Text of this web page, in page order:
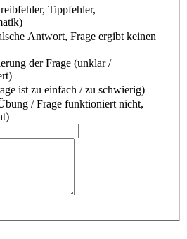
Tippfehler,
Antwort, Frage ergibt keinen
der Frage (unklar /
ist zu einfach / zu schwierig)
/ Frage funktioniert nicht,